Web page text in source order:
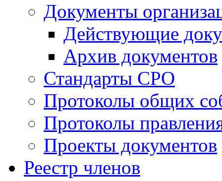
Документы
Действующие
Архив документов
Стандарты СРО
Протоколы общих
Протоколы
Проекты документов
Реестр членов